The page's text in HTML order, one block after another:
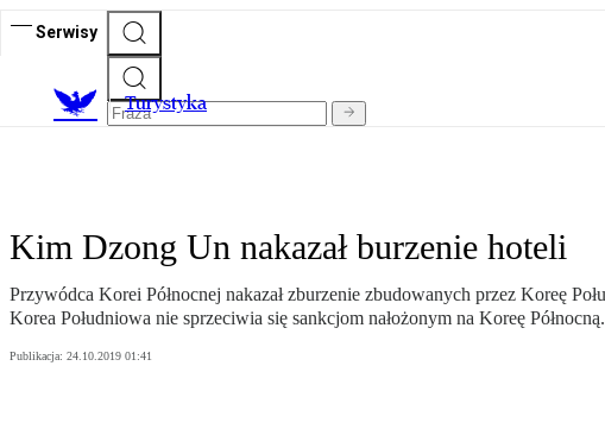
Serwisy
Turystyka
Kim Dzong Un nakazał burzenie hoteli
Przywódca Korei Północnej nakazał zburzenie zbudowanych przez Koreę
Korea Południowa nie sprzeciwia się sankcjom nałożonym na Koreę Północną.
Publikacja: 24.10.2019 01:41